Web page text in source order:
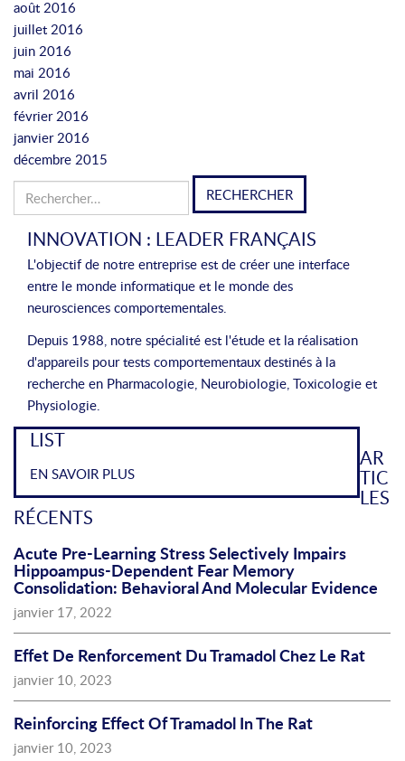
août 2016
juillet 2016
juin 2016
mai 2016
avril 2016
février 2016
janvier 2016
décembre 2015
Rechercher :
INNOVATION : LEADER FRANÇAIS
L'objectif de notre entreprise est de créer une interface
entre le monde informatique et le monde des
neurosciences comportementales.
Depuis 1988, notre spécialité est l'étude et la réalisation
d'appareils pour tests comportementaux destinés à la
recherche en Pharmacologie, Neurobiologie, Toxicologie et
Physiologie.
LIST
EN SAVOIR PLUS
AR
TIC
LES
RÉCENTS
Acute Pre-Learning Stress Selectively Impairs
Hippoampus-Dependent Fear Memory
Consolidation: Behavioral And Molecular Evidence
janvier 17, 2022
Effet De Renforcement Du Tramadol Chez Le Rat
janvier 10, 2023
Reinforcing Effect Of Tramadol In The Rat
janvier 10, 2023